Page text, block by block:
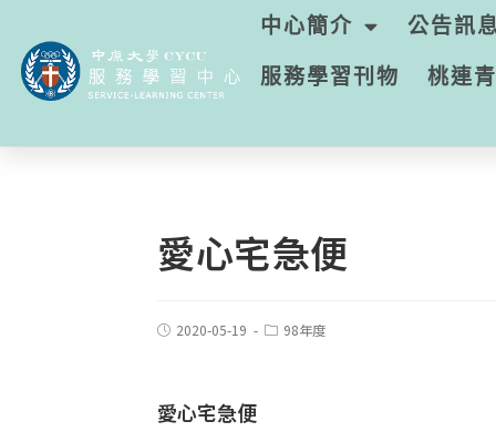
中心簡介
公告訊
服務學習刊物
桃連
愛心宅急便
2020-05-19 98年度
愛心宅急便